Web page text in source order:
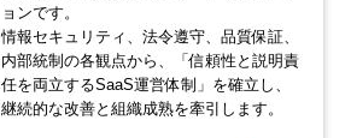
ョンです。
情報セキュリティ、法令遵守、品質保証、
内部統制の各観点から、「信頼性と説明責
任を両立するSaaS運営体制」を確立し、
継続的な改善と組織成熟を牽引します。